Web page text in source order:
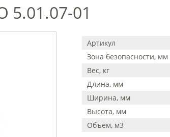
5.01.07-01
Артикул
Зона безопасности, мм
Вес, кг
Длина, мм
Ширина, мм
Высота, мм
Объем, м3